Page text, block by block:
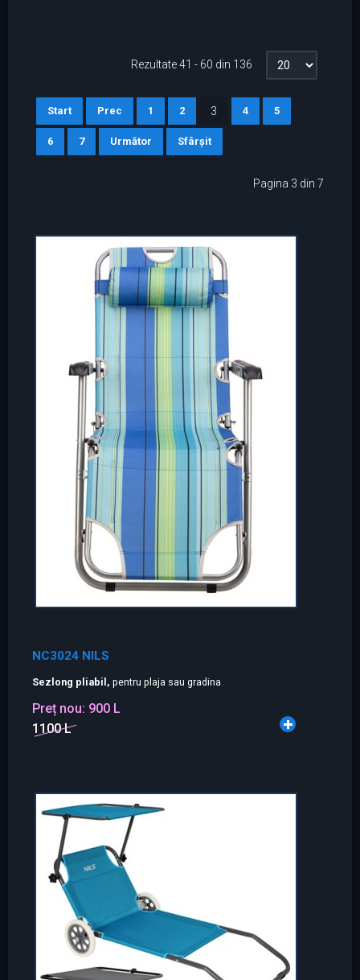
Rezultate 41 - 60 din 136
Start Prec 1 2 3 4 5
6 7 Următor Sfârșit
Pagina 3 din 7
NC3024 NILS
Sezlong pliabil, pentru plaja sau gradina
Preț nou: 900 L
1100 L